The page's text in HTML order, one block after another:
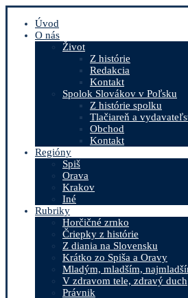
Úvod
O nás
Život
Z histórie
Redakcia
Kontakt
Spolok Slovákov v Poľsku
Z histórie spolku
Tlačiareň a
Obchod
Kontakt
Regióny
Spiš
Orava
Krakov
Iné
Rubriky
Horčičné zrnko
Čriepky z histórie
Z diania na Slovensku
Krátko zo Spiša a Oravy
Mladým, mladším,
V zdravom tele, zdravý duch
Právnik